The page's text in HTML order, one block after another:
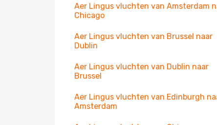
Aer Lingus vluchten van Amsterdam
Chicago
Aer Lingus vluchten van Brussel naar
Dublin
Aer Lingus vluchten van Dublin naar
Brussel
Aer Lingus vluchten van Edinburgh
Amsterdam